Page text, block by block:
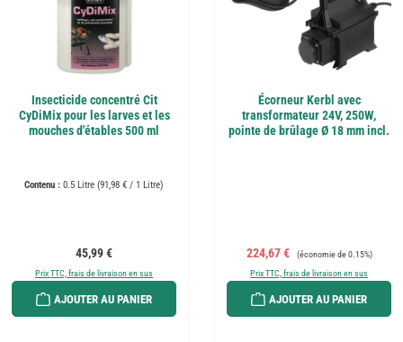
Insecticide concentré Cit
CyDiMix pour les larves et les
mouches d'étables 500 ml
Contenu : 0.5 Litre (91,98 € / 1 Litre)
Prix régulier :
45,99 €
Prix TTC, frais de livraison en sus
AJOUTER AU PANIER
Écorneur Kerbl avec
transformateur 24V, 250W,
pointe de brûlage Ø 18 mm incl.
Prix de vente :
224,67 € Prix régulier :
(économie de 0.15%)
Prix TTC, frais de livraison en sus
AJOUTER AU PANIER